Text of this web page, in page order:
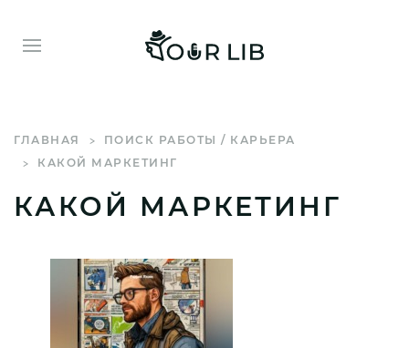
ГЛАВНАЯ
ПОИСК РАБОТЫ / КАРЬЕРА
КАКОЙ МАРКЕТИНГ
КАКОЙ МАРКЕТИНГ